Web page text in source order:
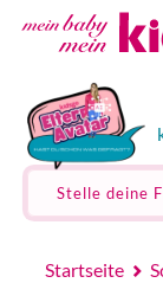
Stelle deine
Startseite